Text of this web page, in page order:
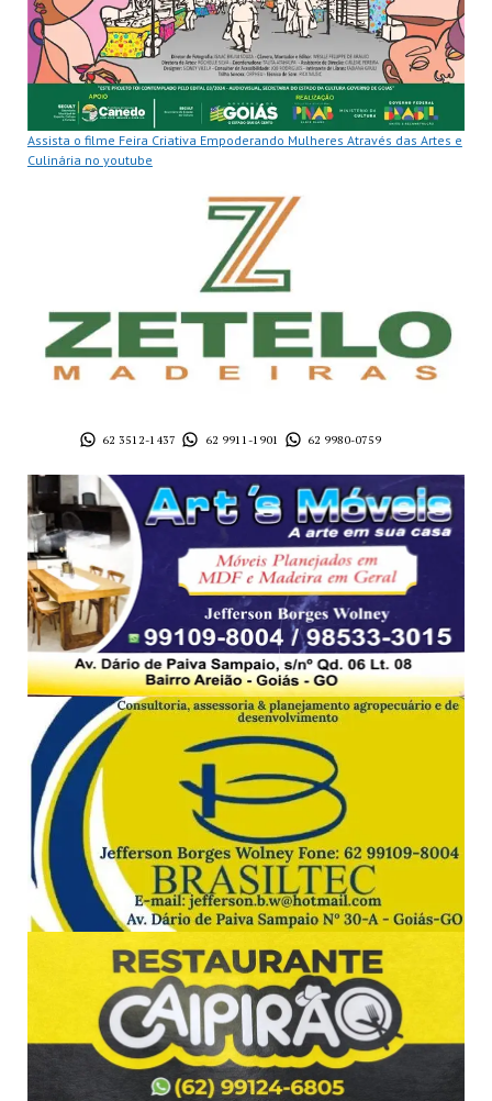
Assista o filme Feira Criativa Empoderando Mulheres Através das Artes e
Culinária no youtube
62 3512-1437 62 9911-1901 62 9980-0759